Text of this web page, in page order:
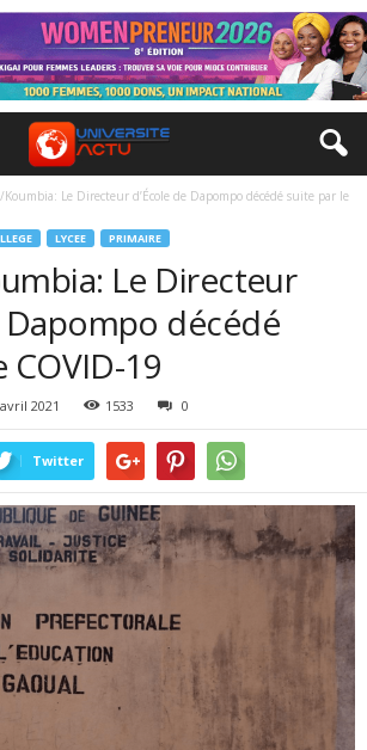
Koumbia: Le Directeur d’École de Dapompo décédé suite par le
LYCEE PRIMAIRE
Le Directeur
Dapompo décédé
19
2021 1533 0
Twitter